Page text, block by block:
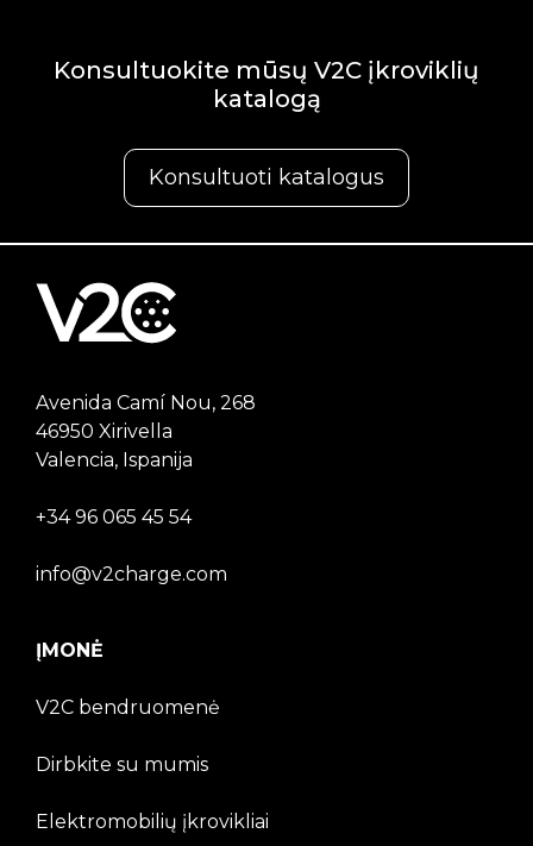
Konsultuokite mūsų V2C įkroviklių
katalogą
Konsultuoti katalogus
Avenida Camí Nou, 268
46950 Xirivella
Valencia, Ispanija
+34 96 065 45 54
info@v2charge.com
ĮMONĖ
V2C bendruomenė
Dirbkite su mumis
Elektromobilių įkrovikliai